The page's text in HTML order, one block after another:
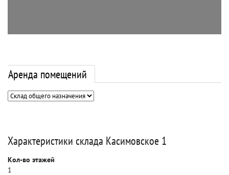
Аренда помещений
Характеристики склада Касимовское 1
Кол-во этажей
1